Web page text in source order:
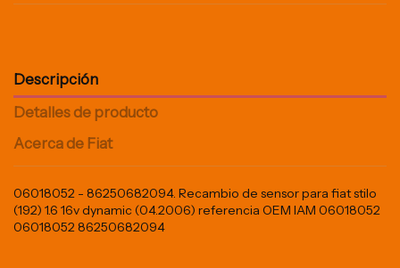
Descripción
Detalles de producto
Acerca de Fiat
06018052 - 86250682094. Recambio de sensor para fiat stilo
(192) 1.6 16v dynamic (04.2006) referencia OEM IAM 06018052
06018052 86250682094